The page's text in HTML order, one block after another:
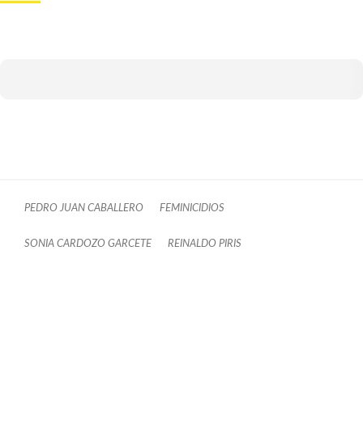
PEDRO JUAN CABALLERO FEMINICIDIOS
SONIA CARDOZO GARCETE REINALDO PIRIS